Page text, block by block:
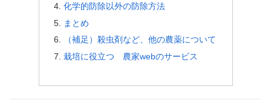
化学的防除以外の防除方法
まとめ
（補足）殺虫剤など、他の農薬について
栽培に役立つ 農家webのサービス